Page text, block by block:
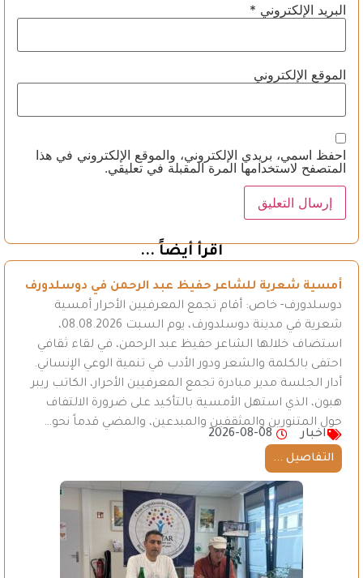
البريد الإلكتروني *
الموقع الإلكتروني
احفظ اسمي، بريدي الإلكتروني، والموقع الإلكتروني في هذا
المتصفح لاستخدامها المرة المقبلة في تعليقي.
اقرأ أيضاً ...
أمسية شعرية للشاعر حفيظ عبد الرحمن في دوسلدورف
دوسلدورف- خاص: أقام تجمع المعرفيين الأحرار أمسية
شعرية في مدينة دوسلدورف، يوم السبت 08.08.2026،
استضاف خلالها الشاعر حفيظ عبد الرحمن، في لقاء ثقافي
احتفى بالكلمة والشعر ودور الأدب في تنمية الوعي الإنساني.
أدار الجلسة مدير مبادرة تجمع المعرفيين الأحرار، الكاتب ريبر
هبون، الذي استهل الأمسية بالتأكيد على ضرورة الالتفاف
حول المتنورين والمثقفين والمبدعين، والمضي قدماً نحو…
اخبار
2026-08-08
التفاصيل ...